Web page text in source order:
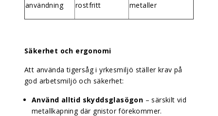
användning
rostfritt
metaller
Säkerhet och ergonomi
Att använda tigersåg i yrkesmiljö ställer krav på
god arbetsmiljö och säkerhet:
Använd alltid skyddsglasögon – särskilt vid
metallkapning där gnistor förekommer.